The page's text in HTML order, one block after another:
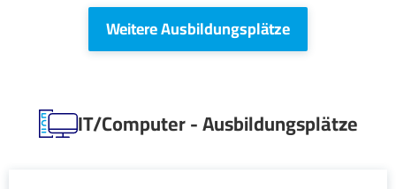
Weitere Ausbildungsplätze
IT/Computer - Ausbildungsplätze